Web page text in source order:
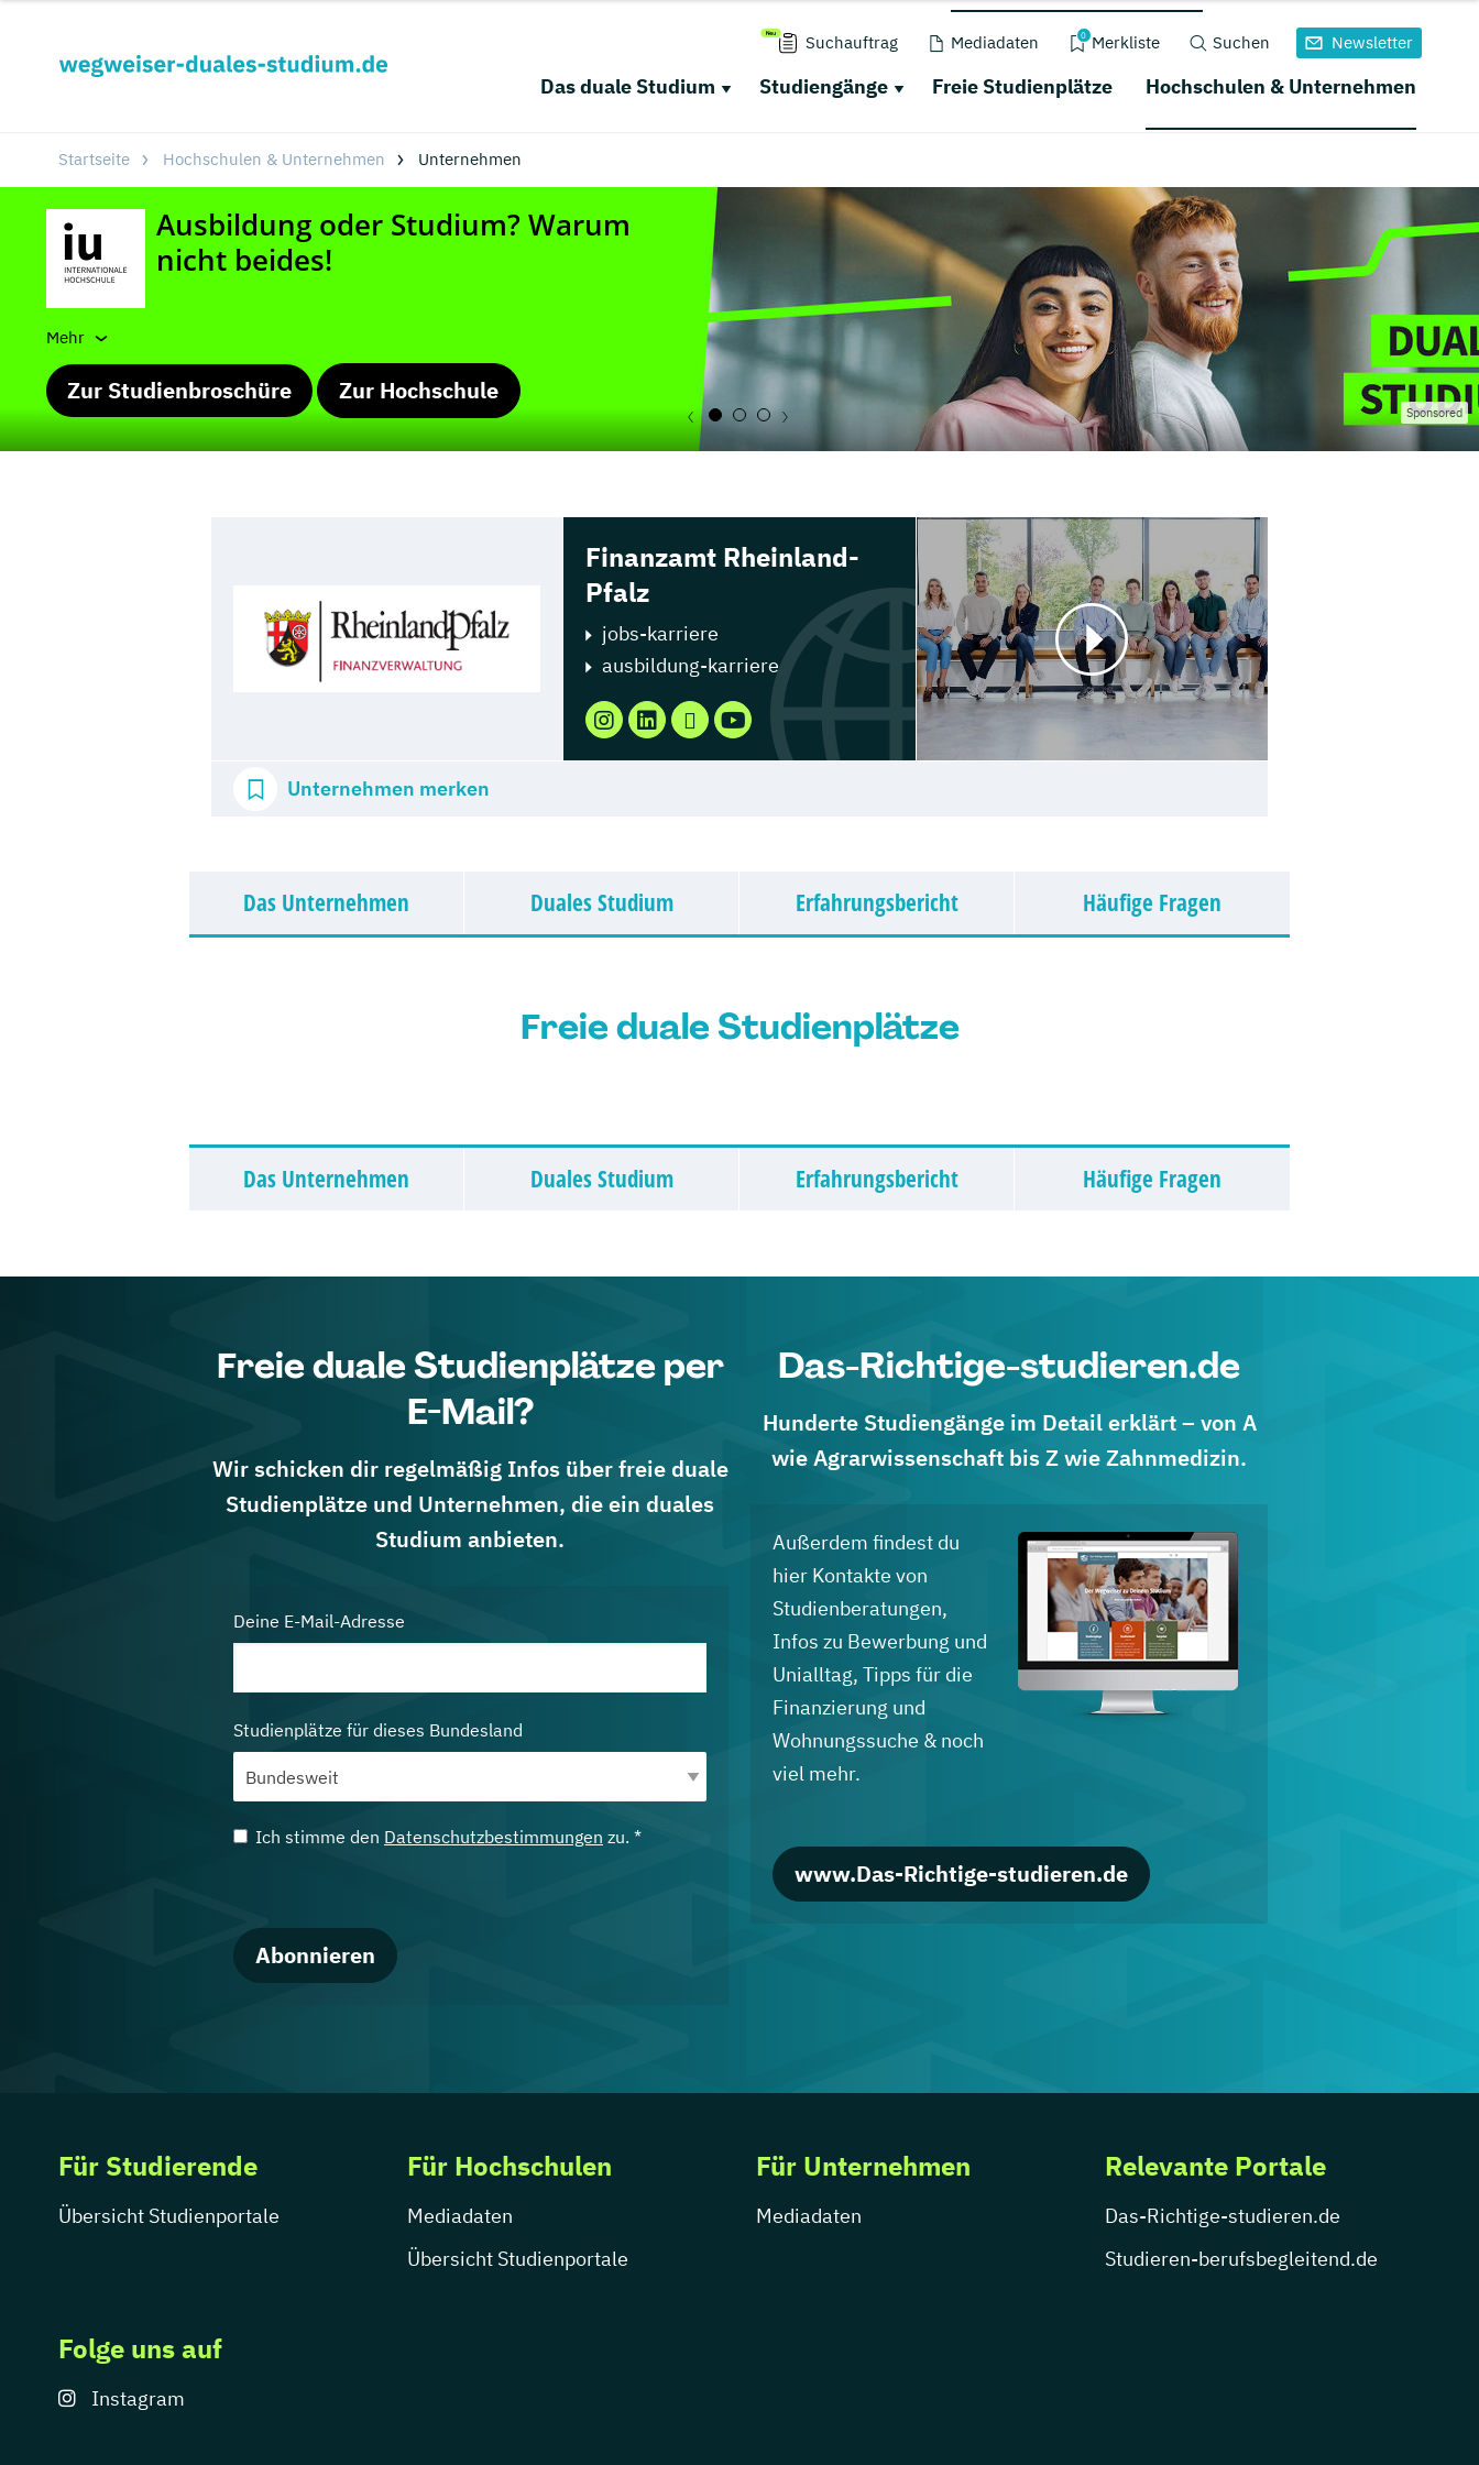
Suchauftrag Mediadaten 0 Merkliste Suchen Newsletter
Das duale Studium Studiengänge Freie Studienplätze Hochschulen & Unternehmen
Startseite Hochschulen & Unternehmen Unternehmen
Mehr
Zur Studienbroschüre Zur Hochschule
Sponsored
Finanzamt Rheinland-
Pfalz
jobs-karriere
ausbildung-karriere
Unternehmen merken
Das Unternehmen Duales Studium Erfahrungsbericht Häufige Fragen
Freie duale Studienplätze
Das Unternehmen Duales Studium Erfahrungsbericht Häufige Fragen
Freie duale Studienplätze per
E-Mail?
Wir schicken dir regelmäßig Infos über freie duale
Studienplätze und Unternehmen, die ein duales
Studium anbieten.
Deine E-Mail-Adresse
Studienplätze für dieses Bundesland
Ich stimme den Datenschutzbestimmungen zu. *
Abonnieren
Das-Richtige-studieren.de
Hunderte Studiengänge im Detail erklärt – von A
wie Agrarwissenschaft bis Z wie Zahnmedizin.
Außerdem findest du
hier Kontakte von
Studienberatungen,
Infos zu Bewerbung und
Unialltag, Tipps für die
Finanzierung und
Wohnungssuche & noch
viel mehr.
www.Das-Richtige-studieren.de
Für Studierende
Übersicht Studienportale
Für Hochschulen
Mediadaten
Übersicht Studienportale
Für Unternehmen
Mediadaten
Relevante Portale
Das-Richtige-studieren.de
Studieren-berufsbegleitend.de
Folge uns auf
Instagram